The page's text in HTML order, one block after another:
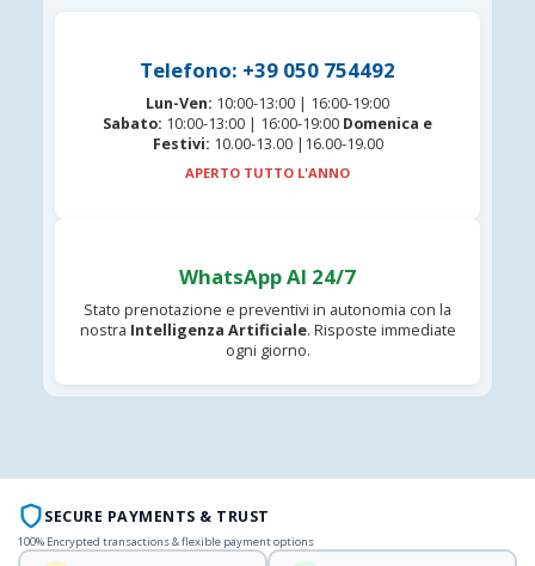
Telefono: +39 050 754492
Lun-Ven: 10:00-13:00 | 16:00-19:00
Sabato: 10:00-13:00 | 16:00-19:00 Domenica e
Festivi: 10.00-13.00 |16.00-19.00
APERTO TUTTO L'ANNO
WhatsApp AI 24/7
Stato prenotazione e preventivi in autonomia con la
nostra Intelligenza Artificiale. Risposte immediate
ogni giorno.
SECURE PAYMENTS & TRUST
100% Encrypted transactions & flexible payment options